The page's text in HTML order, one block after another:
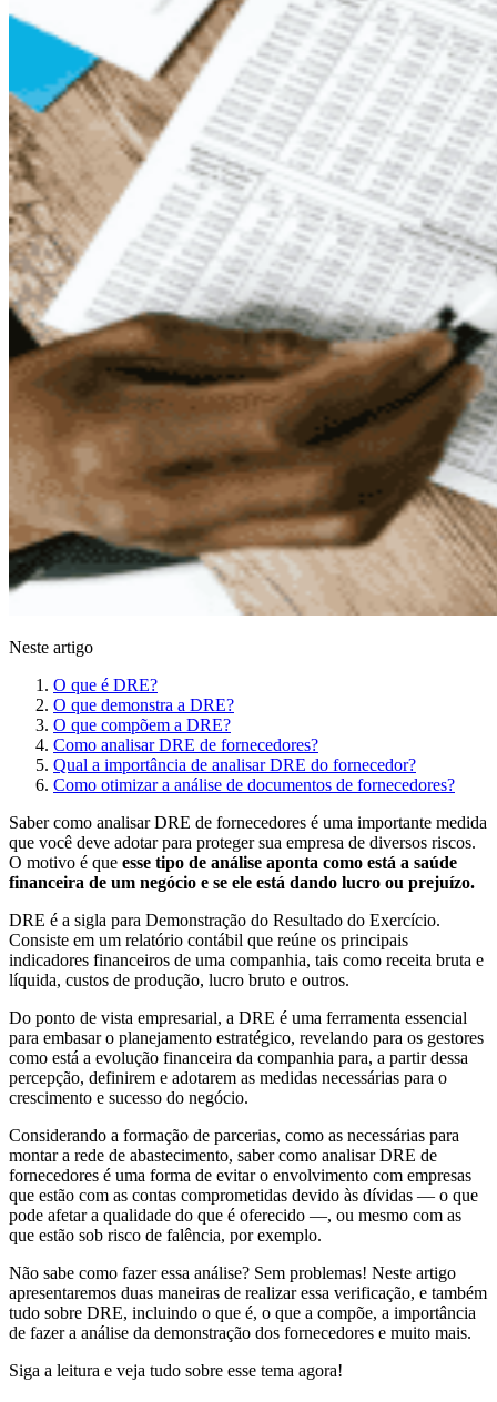
Neste artigo
O que é DRE?
O que demonstra a DRE?
O que compõem a DRE?
Como analisar DRE de fornecedores?
Qual a importância de analisar DRE do fornecedor?
Como otimizar a análise de documentos de fornecedores?
Saber como analisar DRE de fornecedores é uma importante medida
que você deve adotar para proteger sua empresa de diversos riscos.
O motivo é que esse tipo de análise aponta como está a saúde
financeira de um negócio e se ele está dando lucro ou prejuízo.
DRE é a sigla para Demonstração do Resultado do Exercício.
Consiste em um relatório contábil que reúne os principais
indicadores financeiros de uma companhia, tais como receita bruta e
líquida, custos de produção, lucro bruto e outros.
Do ponto de vista empresarial, a DRE é uma ferramenta essencial
para embasar o planejamento estratégico, revelando para os gestores
como está a evolução financeira da companhia para, a partir dessa
percepção, definirem e adotarem as medidas necessárias para o
crescimento e sucesso do negócio.
Considerando a formação de parcerias, como as necessárias para
montar a rede de abastecimento, saber como analisar DRE de
fornecedores é uma forma de evitar o envolvimento com empresas
que estão com as contas comprometidas devido às dívidas — o que
pode afetar a qualidade do que é oferecido —, ou mesmo com as
que estão sob risco de falência, por exemplo.
Não sabe como fazer essa análise? Sem problemas! Neste artigo
apresentaremos duas maneiras de realizar essa verificação, e também
tudo sobre DRE, incluindo o que é, o que a compõe, a importância
de fazer a análise da demonstração dos fornecedores e muito mais.
Siga a leitura e veja tudo sobre esse tema agora!